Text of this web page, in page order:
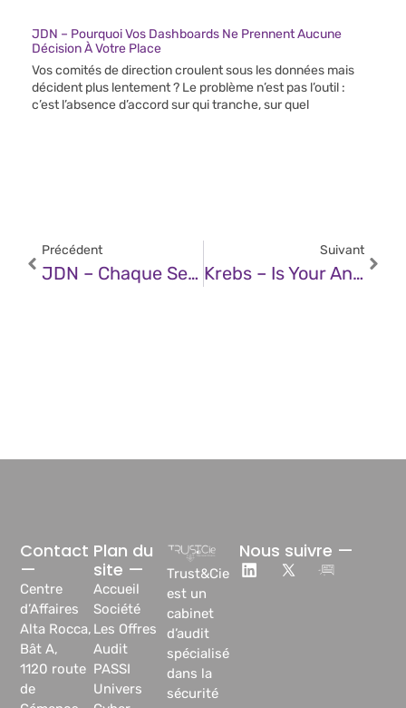
JDN – Pourquoi Vos Dashboards Ne Prennent Aucune
Décision À Votre Place
Vos comités de direction croulent sous les données mais
décident plus lentement ? Le problème n’est pas l’outil :
c’est l’absence d’accord sur qui tranche, sur quel
Précédent
JDN – Chaque Seconde Compte : Pourquoi Les Interruptions Informatiques Ne Sont Pas Un Simple Problème Technique
Suivant
Krebs – Is Your Android TV Streaming Box Part Of A Botnet?
Trust&Cie
est un
cabinet
d’audit
spécialisé
dans la
sécurité
Plan du
site —
Accueil
Société
Les Offres
Audit
PASSI
Univers
Contact
—
Centre
d’Affaires
Alta Rocca,
Bât A,
1120 route
de
Nous suivre —